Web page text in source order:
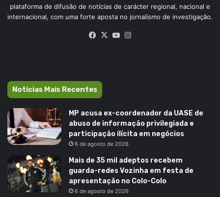
plataforma de difusão de notícias de carácter regional, nacional e
internacional, com uma forte aposta no jornalismo de investigação.
Facebook
X YouTube
Noticias Mais Recentes
MP acusa ex-coordenador da UASE de
abuso de informação privilegiada e
participação ilícita em negócios
6 de agosto de 2026
Mais de 35 mil adeptos recebem
guarda-redes Vozinha em festa de
apresentação no Colo-Colo
6 de agosto de 2026